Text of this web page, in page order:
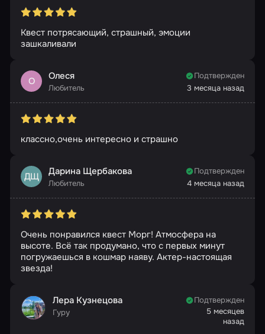
Квест потрясающий, страшный, эмоции
зашкаливали
О Олеся
Любитель
Подтвержден
3 месяца назад
классно,очень интересно и страшно
ДЩ Дарина Щербакова
Любитель
Подтвержден
4 месяца назад
Очень понравился квест Морг! Атмосфера на
высоте. Всё так продумано, что с первых минут
погружаешься в кошмар наяву. Актер-настоящая
звезда!
Лера Кузнецова
Гуру
Подтвержден
5 месяцев
назад